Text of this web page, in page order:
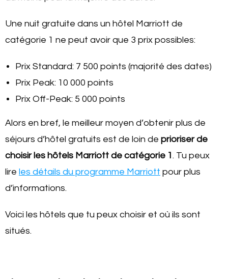
Une nuit gratuite dans un hôtel Marriott de
catégorie 1 ne peut avoir que 3 prix possibles:
Prix Standard: 7 500 points (majorité des dates)
Prix Peak: 10 000 points
Prix Off-Peak: 5 000 points
Alors en bref, le meilleur moyen d’obtenir plus de
séjours d’hôtel gratuits est de loin de prioriser de
choisir les hôtels Marriott de catégorie 1 . Tu peux
lire les détails du programme Marriott pour plus
d’informations.
Voici les hôtels que tu peux choisir et où ils sont
situés.